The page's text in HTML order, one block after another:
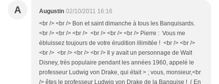
A Augustin 02/10/2011 16:16
<br /> <br /> Bon et saint dimanche à tous les Banquisards.
<br /> <br /> <br /> <br /> <br /> <br /> Pierre : Vous me
ébluissez toujours de votre érudition illimitée ! <br /> <br />
<br /> <br /> <br /> <br /> Il y avait un personnage de Walt
Disney, très populaire pendant les années 1960, appelé le
professeur Ludwig von Drake, qui était > ; vous, monsieur,<br
/> êtes le professeur Ludwig von Drake de la Banquise ! ( En